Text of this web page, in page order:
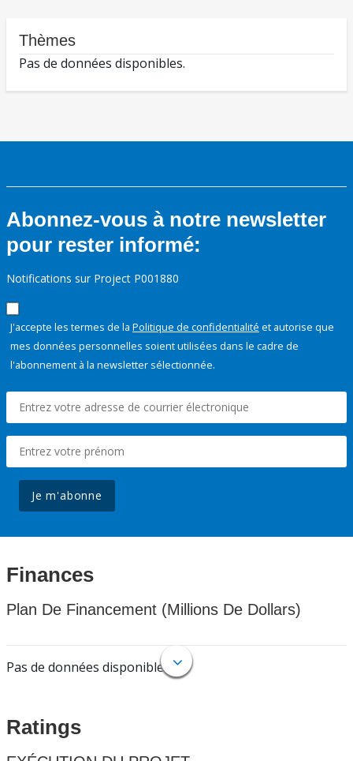
Thèmes
Pas de données disponibles.
Abonnez-vous à notre newsletter
pour rester informé:
Notifications sur Project P001880
J'accepte les termes de la Politique de confidentialité et autorise que
mes données personnelles soient utilisées dans le cadre de
l'abonnement à la newsletter sélectionnée.
Je m'abonne
Finances
Plan De Financement (Millions De Dollars)
Pas de données disponibles.
Ratings